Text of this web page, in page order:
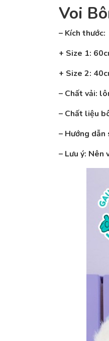
Voi
– Kích thước:
+ Size 1:
+ Size 2:
– Chất vải:
– Chất liệu
– Hướng
– Lưu ý: Nên